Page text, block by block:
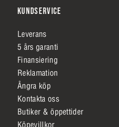
KUNDSERVICE
Leverans
5 års garanti
Finansiering
Reklamation
Ångra köp
Kontakta oss
Butiker & öppettider
Köpevillkor